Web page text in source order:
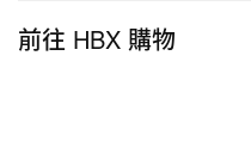
前往 HBX 購物